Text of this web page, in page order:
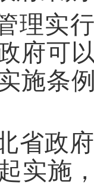
理实
府可
施条
省政
实施